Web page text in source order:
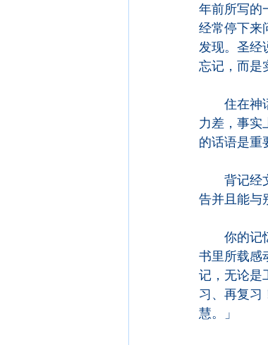
年前所写的
经常停下来
发现。圣经
忘记，而是
住在神话
力差，事实
的话语是重
背记经文
告并且能与
你的记忆
书里所载感
记，无论是
习、再复习
慧。」